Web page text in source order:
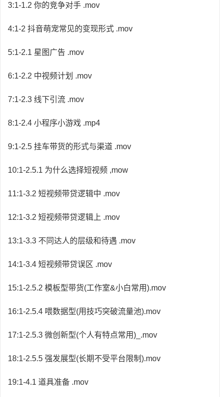
3:1-1.2 你的竞争对手 .mov
4:1-2 抖音萌宠常见的变现形式 .mov
5:1-2.1 星图广告 .mov
6:1-2.2 中视频计划 .mov
7:1-2.3 线下引流 .mov
8:1-2.4 小程序小游戏 .mp4
9:1-2.5 挂车带货的形式与渠道 .mov
10:1-2.5.1 为什么选择短视频 ,mow
11:1-3.2 短视频带贷逻辑中 .mov
12:1-3.2 短视频带贷逻辑上 .mov
13:1-3.3 不同达人的层级和待遇 .mov
14:1-3.4 短视频带贷误区 .mov
15:1-2.5.2 模板型带货(工作室&小白常用).mov
16:1-2.5.4 喂数据型(用技巧突破流量池).mov
17:1-2.5.3 微创新型(个人有特点常用)_.mov
18:1-2.5.5 强发展型(长期不受平台限制).mov
19:1-4.1 道具准备 .mov